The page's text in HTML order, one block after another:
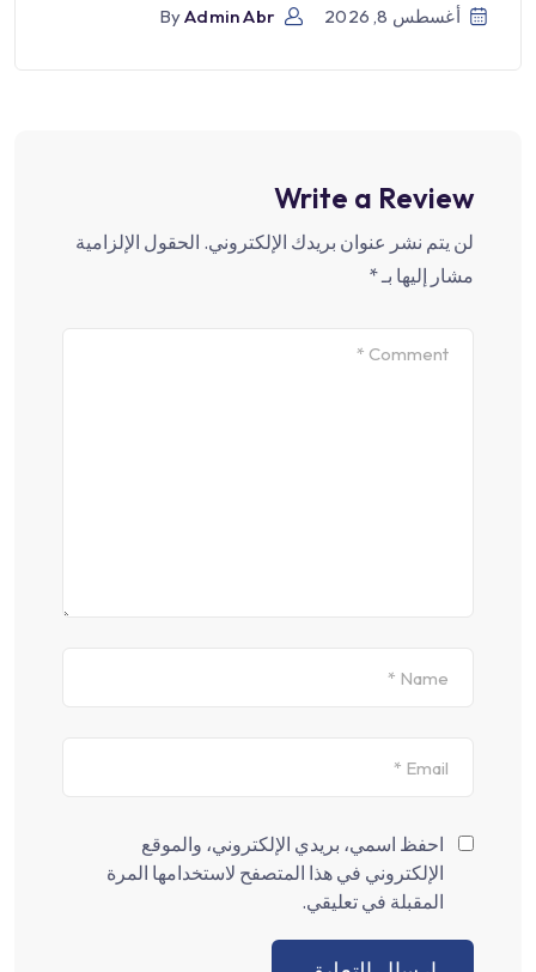
أغسطس 8, 2026 ByAdmin Abr
Write a Review
لن يتم نشر عنوان بريدك الإلكتروني. الحقول الإلزامية
مشار إليها بـ*
احفظ اسمي، بريدي الإلكتروني، والموقع
الإلكتروني في هذا المتصفح لاستخدامها المرة
المقبلة في تعليقي.